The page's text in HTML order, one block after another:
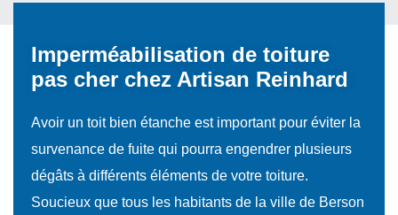
Imperméabilisation de toiture
pas cher chez Artisan Reinhard
Avoir un toit bien étanche est important pour éviter la
survenance de fuite qui pourra engendrer plusieurs
dégâts à différents éléments de votre toiture.
Soucieux que tous les habitants de la ville de Berson